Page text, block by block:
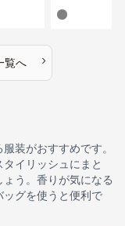
覧へ ›
装がおすすめです。
イリッシュにまと
う。香りが気になる
グを使うと便利で